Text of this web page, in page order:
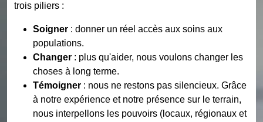
trois piliers :
Soigner : donner un réel accès aux soins aux
populations.
Changer : plus qu'aider, nous voulons changer les
choses à long terme.
Témoigner : nous ne restons pas silencieux. Grâce
à notre expérience et notre présence sur le terrain,
nous interpellons les pouvoirs (locaux, régionaux et